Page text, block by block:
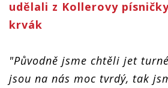
udělali z Kollerovy
krvák
"Původně jsme chtěli jet
jsou na nás moc tvrdý, tak